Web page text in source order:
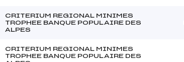
CRITERIUM REGIONAL MINIMES
TROPHEE BANQUE POPULAIRE DES
ALPES
CRITERIUM REGIONAL MINIMES
TROPHEE BANQUE POPULAIRE DES